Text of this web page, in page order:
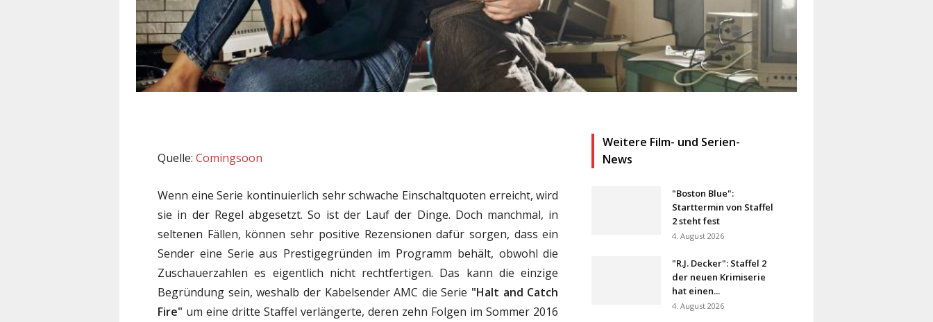
Quelle: Comingsoon
Wenn eine Serie kontinuierlich sehr schwache Einschaltquoten erreicht, wird
sie in der Regel abgesetzt. So ist der Lauf der Dinge. Doch manchmal, in
seltenen Fällen, können sehr positive Rezensionen dafür sorgen, dass ein
Sender eine Serie aus Prestigegründen im Programm behält, obwohl die
Zuschauerzahlen es eigentlich nicht rechtfertigen. Das kann die einzige
Begründung sein, weshalb der Kabelsender AMC die Serie "Halt and Catch
Fire" um eine dritte Staffel verlängerte, deren zehn Folgen im Sommer 2016
Weitere Film- und Serien-
News
"Boston Blue":
Starttermin von Staffel
2 steht fest
4. August 2026
"R.J. Decker": Staffel 2
der neuen Krimiserie
hat einen...
4. August 2026